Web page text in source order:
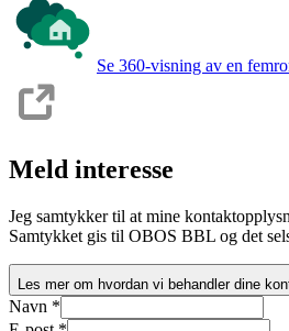
Se 360-visning av en
Meld interesse
Jeg samtykker til at mine
Samtykket gis til OBOS BBL og det
Les mer om hvordan vi behandler dine
Navn *